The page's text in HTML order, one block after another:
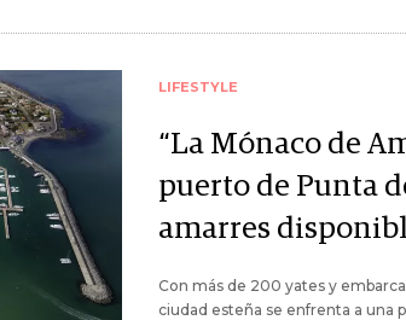
LIFESTYLE
“La Mónaco de
puerto de Punta
amarres
Con más de 200 yates y
ciudad esteña se enfrenta a una